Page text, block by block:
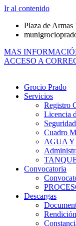
Ir al contenido
Plaza de
MAS
ACCESO A
Grocio Prado
Servicios
Registro
Licencia
Cuadro
AGUA Y
Convocatoria
Descargas